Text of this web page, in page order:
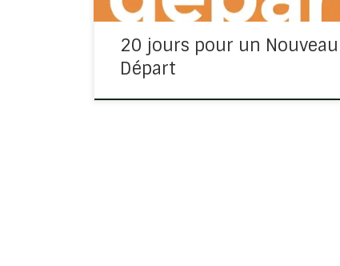
20 jours pour un Nouveau
Départ